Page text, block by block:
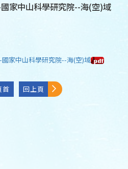
家中山科學研究院--海(空)域
家中山科學研究院--海(空)域
首 回上頁